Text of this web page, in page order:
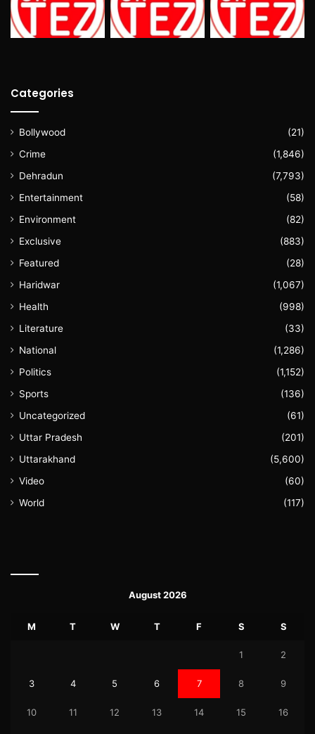
Categories
Bollywood
(21)
Crime
(1,846)
Dehradun
(7,793)
Entertainment
(58)
Environment
(82)
Exclusive
(883)
Featured
(28)
Haridwar
(1,067)
Health
(998)
Literature
(33)
National
(1,286)
Politics
(1,152)
Sports
(136)
Uncategorized
(61)
Uttar Pradesh
(201)
Uttarakhand
(5,600)
Video
(60)
World
(117)
August 2026
M T W T F S S
1 2
3 4 5 6 7 8 9
10 11 12 13 14 15 16